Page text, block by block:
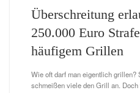
Überschreitung
250.000 Euro
häufigem Grillen
Wie oft darf man eigentlich grillen?
schmeißen viele den Grill an.